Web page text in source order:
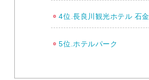
4位.長良川観光ホテル 石金
5位.ホテルパーク